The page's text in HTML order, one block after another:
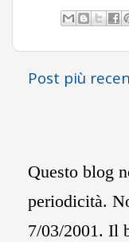
Post più
Questo blog
periodicità.
7/03/2001. Il